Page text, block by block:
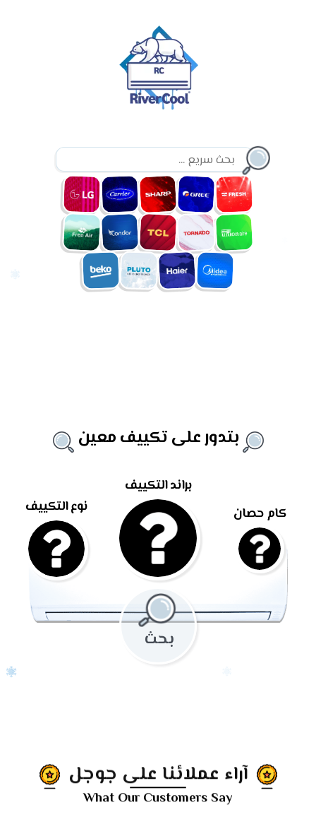
بتدور على تكييف معين
براند التكييف
كام حصان
نوع التكييف
بحث
آراء عملائنا على جوجل
What Our Customers Say